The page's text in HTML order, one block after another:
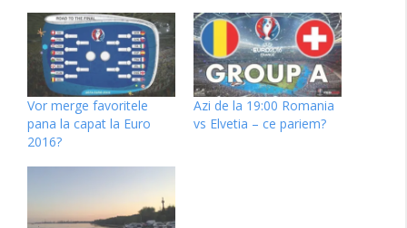
Vor merge favoritele
pana la capat la Euro
2016?
Azi de la 19:00 Romania
vs Elvetia – ce pariem?